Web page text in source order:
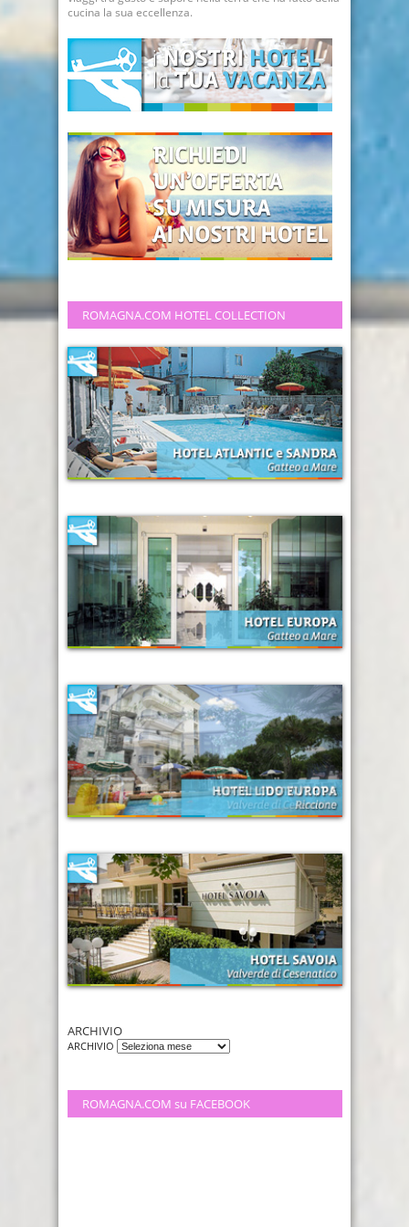
cucina la sua eccellenza.
ROMAGNA.COM HOTEL COLLECTION
ARCHIVIO
ARCHIVIO
ROMAGNA.COM su FACEBOOK